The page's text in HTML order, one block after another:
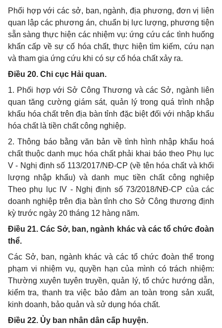
Phối hợp với các sở, ban, ngành, địa phương, đơn vị liên
quan lập các phương án, chuẩn bị lực lượng, phương tiện
sẵn sàng thực hiện các nhiệm vụ: ứng cứu các tình huống
khẩn cấp về sự cố hóa chất, thực hiện tìm kiếm, cứu nạn
và tham gia ứng cứu khi có sự cố hóa chất xảy ra.
Điều 20. Chi cục Hải quan.
1. Phối hợp với Sở Công Thương và các Sở, ngành liên
quan tăng cường giám sát, quản lý trong quá trình nhập
khẩu hóa chất trên địa bàn tỉnh đặc biệt đối với nhập khẩu
hóa chất là tiền chất công nghiệp.
2. Thông báo bằng văn bản về tình hình nhập khẩu hoá
chất thuộc danh mục hóa chất phải khai báo theo Phụ lục
V - Nghị định số 113/2017/NĐ-CP (về tên hóa chất và khối
lượng nhập khẩu) và danh mục tiền chất công nghiệp
Theo phụ lục IV - Nghị định số 73/2018/NĐ-CP của các
doanh nghiệp trên địa bàn tỉnh cho Sở Công thương định
kỳ trước ngày 20 tháng 12 hàng năm.
Điều 21. Các Sở, ban, ngành khác và các tổ chức đoàn
thể.
Các Sở, ban, ngành khác và các tổ chức đoàn thể trong
phạm vi nhiệm vụ, quyền hạn của mình có trách nhiệm:
Thường xuyên tuyên truyền, quản lý, tổ chức hướng dẫn,
kiểm tra, thanh tra việc bảo đảm an toàn trong sản xuất,
kinh doanh, bảo quản và sử dụng hóa chất.
Điều 22. Ủy ban nhân dân cấp huyện.